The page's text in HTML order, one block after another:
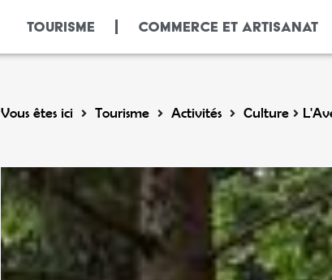
TOURISME COMMERCE ET ARTISANAT
Vous êtes ici Tourisme Activités Culture